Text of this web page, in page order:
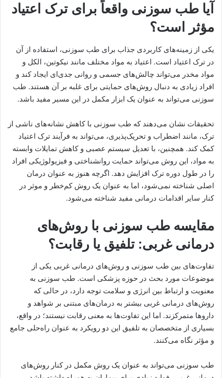
آیا طب سوزنی واقعاً برای ترک اعتیاد
مؤثر است؟
یکی از زمینه‌های کاربردی جذاب برای طب سوزنی، استفاده از آن
در ترک اعتیاد است. اعتیاد به مواد مختلف مانند نیکوتین، الکل و
مواد مخدر می‌تواند چالش‌های جسمی و روانی جدی‌ای ایجاد کند و
افراد زیادی به دنبال روش‌های حمایتی برای غلبه بر آن هستند. طب
سوزنی می‌تواند به عنوان یک ابزار مکمل در این مسیر مفید باشد.
تحقیقات نشان می‌دهند که طب سوزنی با کاهش نشانه‌های ناشی از
ترک، مانند اضطراب و تحریک‌پذیری، می‌تواند به فرآیند ترک اعتیاد
کمک کند. همچنین، با تعدیل سیستم عصبی و کاهش تمایلات وابسته
به مواد، این روش می‌تواند حمایت روانشناختی و فیزیولوژیکی افراد
را در طول دوره ترک افزایش دهد. اگرچه هنوز به عنوان درمان
اصلی شناخته نمی‌شود، اما به عنوان یک روش کم‌خطر و موثر در
کنار سایر اقدامات درمانی مفید شناخته می‌شود.
مقایسه طب سوزنی با روش‌های
درمانی غربی: تلفیق یا رقابت؟
تفاوت‌های بین طب سوزنی و روش‌های درمانی غربی یکی از
موضوعات مورد بحث در حوزه پزشکی است. طب سوزنی به
معنویت و ارتباط بین انرژی و سلامت توجه دارد، در حالی که
روش‌های درمانی غربی بیشتر به درمان‌های مبتنی بر شواهد و
داروها متمرکزند. اما این تفاوت‌ها به معنی رقابت نیستند؛ در واقع،
بسیاری از متخصصان به تلفیق این دو رویکرد به عنوان راه‌حلی جامع
و مؤثر نگاه می‌کنند.
طب سوزنی می‌تواند به عنوان یک روش مکمل در کنار روش‌های